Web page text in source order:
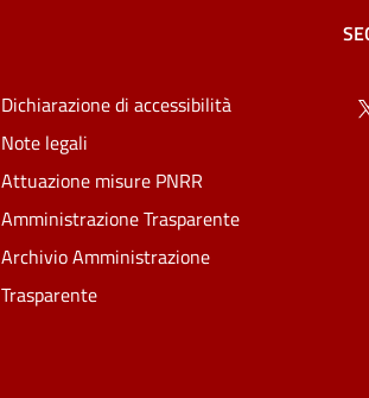
Dichiarazione di accessibilità
Note legali
Attuazione misure PNRR
Amministrazione Trasparente
Archivio Amministrazione
Trasparente